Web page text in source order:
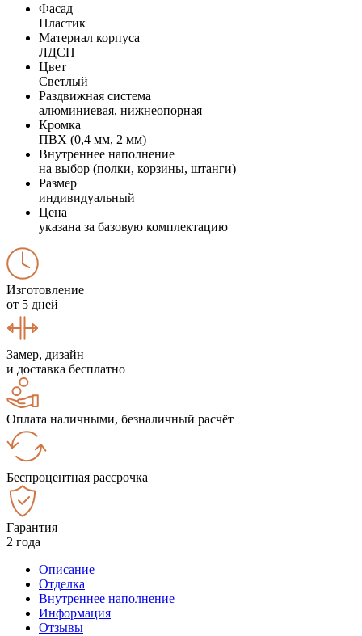
Фасад
Пластик
Материал корпуса
ЛДСП
Цвет
Светлый
Раздвижная система
алюминиевая, нижнеопорная
Кромка
ПВХ (0,4 мм, 2 мм)
Внутреннее наполнение
на выбор (полки, корзины, штанги)
Размер
индивидуальный
Цена
указана за базовую комплектацию
Изготовление
от 5 дней
Замер, дизайн
и доставка бесплатно
Оплата наличными, безналичный расчёт
Беспроцентная рассрочка
Гарантия
2 года
Описание
Отделка
Внутреннее наполнение
Информация
Отзывы